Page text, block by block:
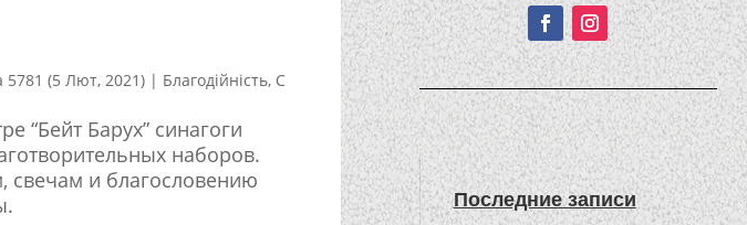
5781 (5 Лют, 2021)| Благодійність, С
“Бейт Барух” синагоги
наборов.
и благословению
Последние записи